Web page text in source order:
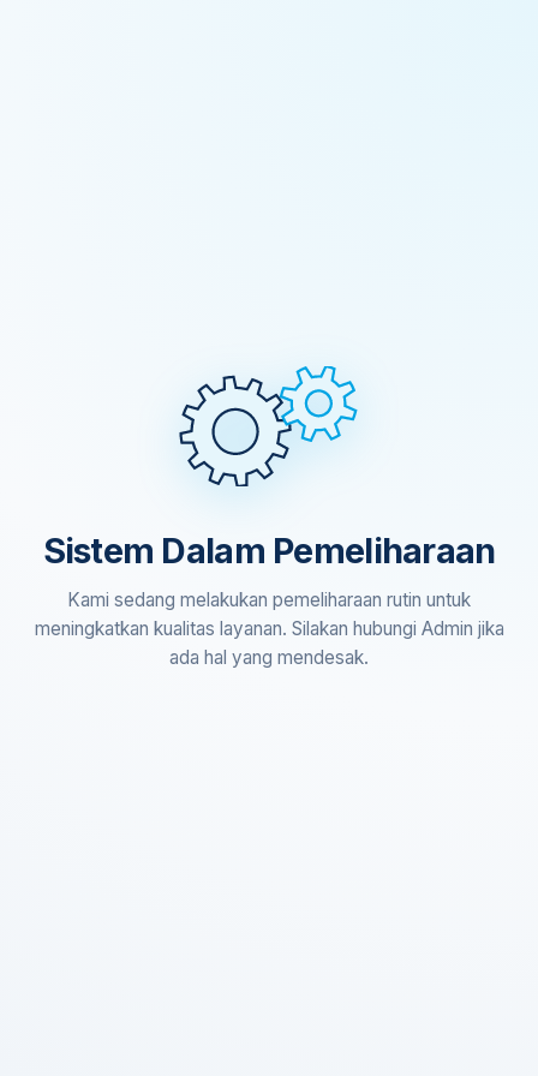
Sistem Dalam Pemeliharaan
Kami sedang melakukan pemeliharaan rutin untuk
meningkatkan kualitas layanan. Silakan hubungi Admin jika
ada hal yang mendesak.